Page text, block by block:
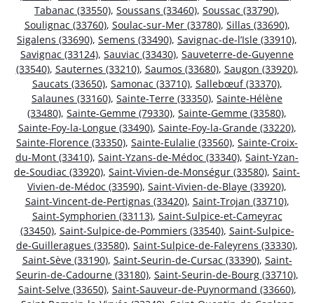
Tabanac (33550), Soussans (33460), Soussac (33790),
Soulignac (33760), Soulac-sur-Mer (33780), Sillas (33690),
Sigalens (33690), Semens (33490), Savignac-de-l’Isle (33910),
Savignac (33124), Sauviac (33430), Sauveterre-de-Guyenne
(33540), Sauternes (33210), Saumos (33680), Saugon (33920),
Saucats (33650), Samonac (33710), Sallebœuf (33370),
Salaunes (33160), Sainte-Terre (33350), Sainte-Hélène
(33480), Sainte-Gemme (79330), Sainte-Gemme (33580),
Sainte-Foy-la-Longue (33490), Sainte-Foy-la-Grande (33220),
Sainte-Florence (33350), Sainte-Eulalie (33560), Sainte-Croix-
du-Mont (33410), Saint-Yzans-de-Médoc (33340), Saint-Yzan-
de-Soudiac (33920), Saint-Vivien-de-Monségur (33580), Saint-
Vivien-de-Médoc (33590), Saint-Vivien-de-Blaye (33920),
Saint-Vincent-de-Pertignas (33420), Saint-Trojan (33710),
Saint-Symphorien (33113), Saint-Sulpice-et-Cameyrac
(33450), Saint-Sulpice-de-Pommiers (33540), Saint-Sulpice-
de-Guilleragues (33580), Saint-Sulpice-de-Faleyrens (33330),
Saint-Sève (33190), Saint-Seurin-de-Cursac (33390), Saint-
Seurin-de-Cadourne (33180), Saint-Seurin-de-Bourg (33710),
Saint-Selve (33650), Saint-Sauveur-de-Puynormand (33660),